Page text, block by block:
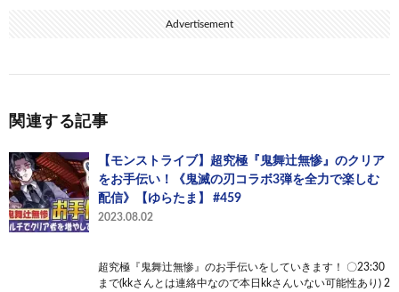
Advertisement
関連する記事
【モンストライブ】超究極『鬼舞辻無惨』のクリア
をお手伝い！《鬼滅の刃コラボ3弾を全力で楽しむ
配信》【ゆらたま】 #459
2023.08.02
超究極『鬼舞辻無惨』のお手伝いをしていきます！ 〇23:30
まで(kkさんとは連絡中なので本日kkさんいない可能性あり) 2